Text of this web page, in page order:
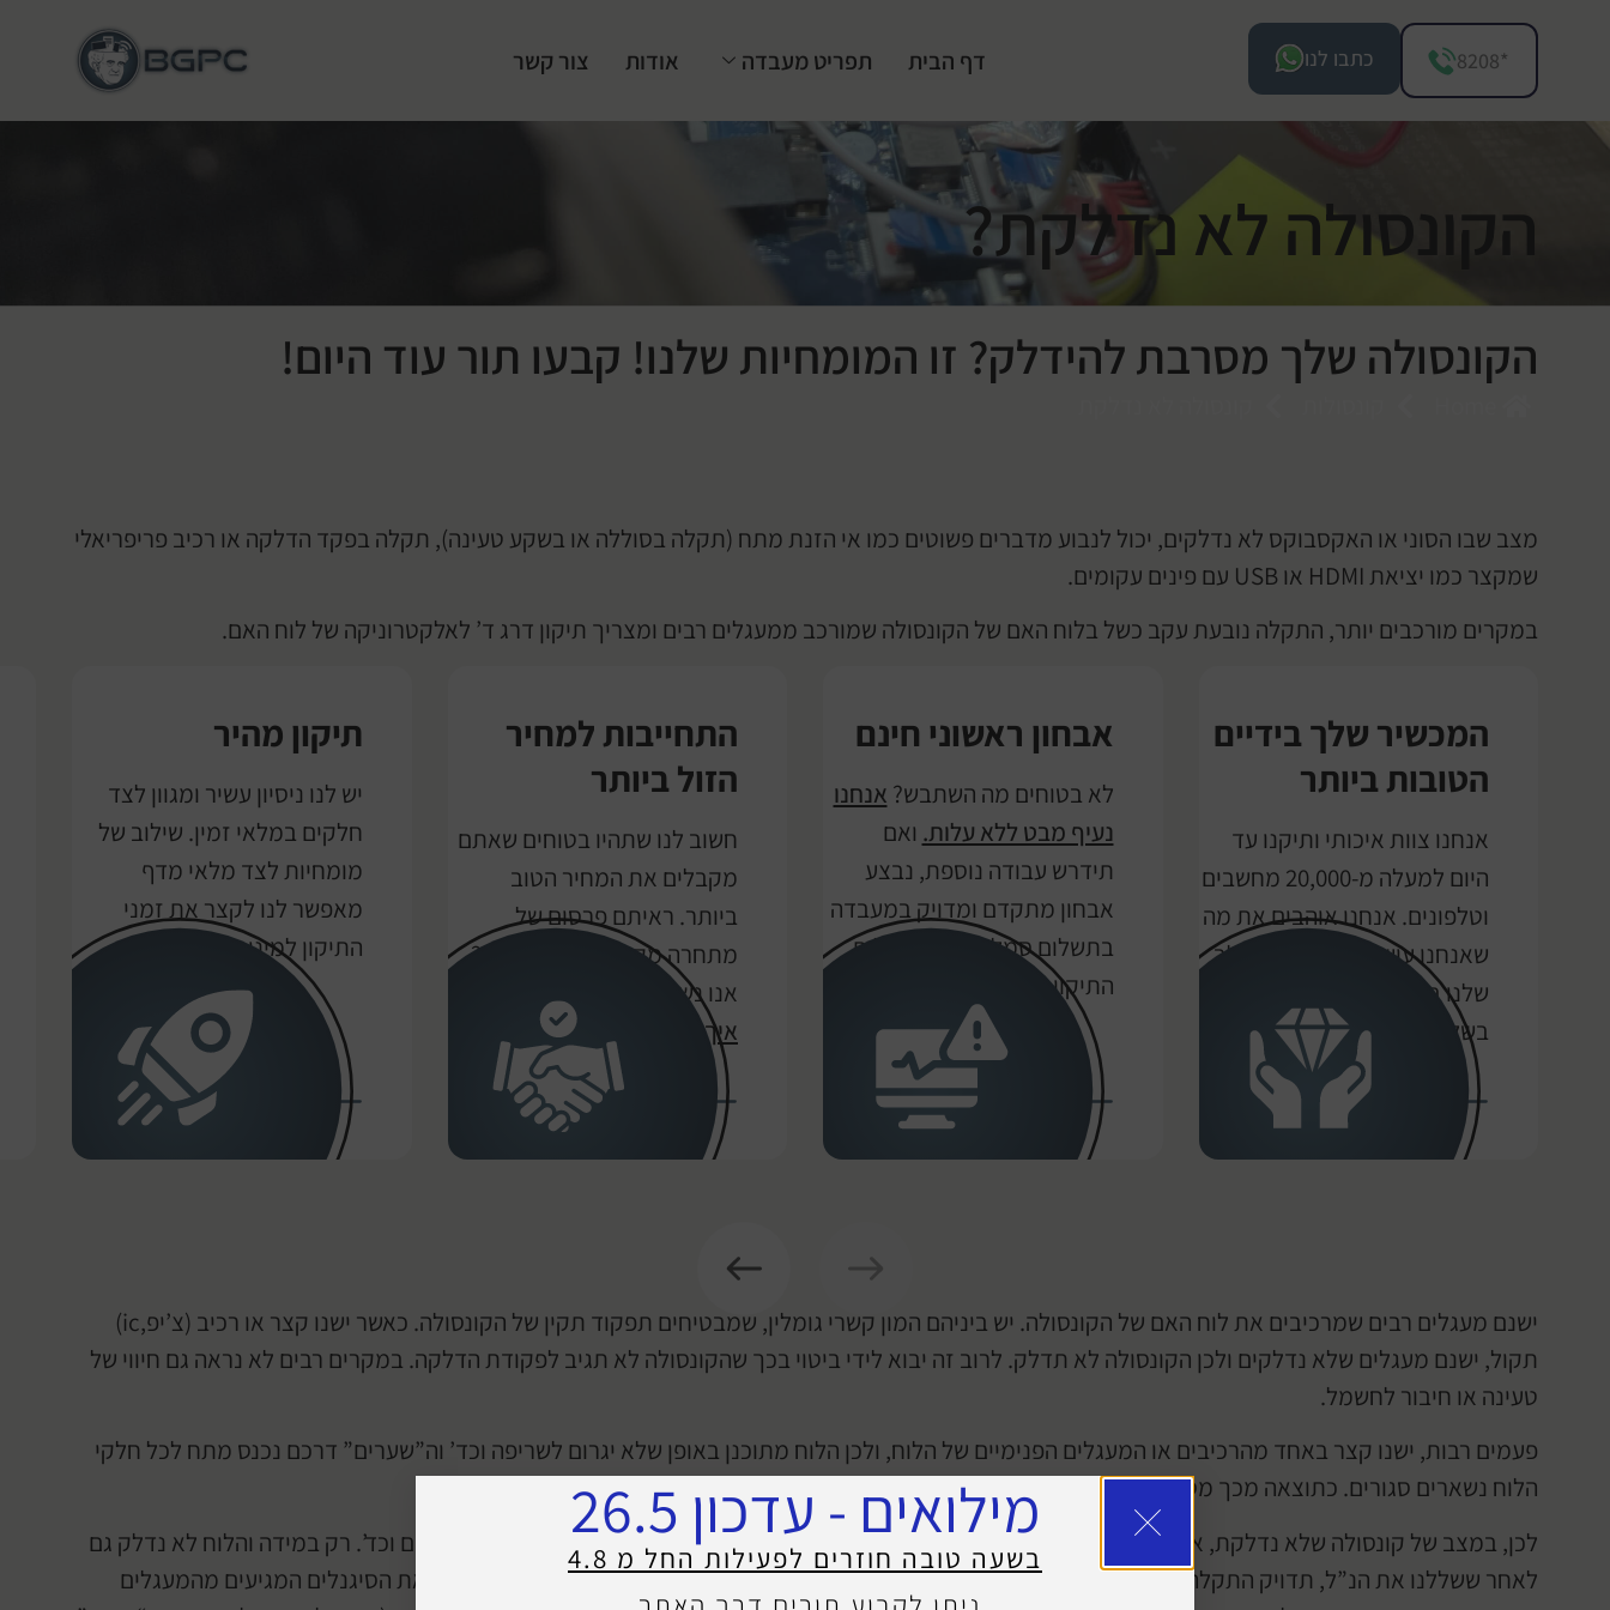
*8208 כתבו לנו דף הבית תפריט מעבדה אודות צור קשר
הקונסולה לא נדלקת?
הקונסולה שלך מסרבת להידלק? זו המומחיות שלנו! קבעו תור עוד היום!
מצב שבו הסוני או האקסבוקס לא נדלקים, יכול לנבוע מדברים פשוטים כמו אי הזנת מתח (תקלה בסוללה או בשקע טעינה), תקלה בפקד הדלקה או רכיב פריפריאלי
שמקצר כמו יציאת HDMI או USB עם פינים עקומים.
במקרים מורכבים יותר, התקלה נובעת עקב כשל בלוח האם של הקונסולה שמורכב ממעגלים רבים ומצריך תיקון דרג ד’ לאלקטרוניקה של לוח האם.
המכשיר שלך בידיים
הטובות ביותר
אנחנו צוות איכותי ותיקנו עד
היום למעלה מ-20,000 מחשבים
וטלפונים. אנחנו אוהבים את מה
שאנחנו עושים, ושמים את הלב
שלנו בכל תיקון ותיקון. גם
בשלך!
אבחון ראשוני חינם
לא בטוחים מה השתבש? אנחנו
נעיף מבט ללא עלות. ואם
תידרש עבודה נוספת, נבצע
אבחון מתקדם ומדויק במעבדה
בתשלום סמלי שיקוזז מעלות
התיקון.
התחייבות למחיר
הזול ביותר
חשוב לנו שתהיו בטוחים שאתם
מקבלים את המחיר הטוב
ביותר. ראיתם פרסום של
מתחרה מקומי לתיקון שלכם?
אנו נשווה או נוזיל ב-20 ש"ח.
איך זה עובד?
תיקון מהיר
יש לנו ניסיון עשיר ומגוון לצד
חלקים במלאי זמין. שילוב של
מומחיות לצד מלאי מדף
מאפשר לנו לקצר את זמני
התיקון למינימום האפשרי.
ישנם מעגלים רבים שמרכיבים את לוח האם של הקונסולה. יש ביניהם המון קשרי גומלין, שמבטיחים תפקוד תקין של הקונסולה. כאשר ישנו קצר או רכיב (צ’יפ,ic)
תקול, ישנם מעגלים שלא נדלקים ולכן הקונסולה לא תדלק. לרוב זה יבוא לידי ביטוי בכך שהקונסולה לא תגיב לפקודת הדלקה. במקרים רבים לא נראה גם חיווי של
טעינה או חיבור לחשמל.
פעמים רבות, ישנו קצר באחד מהרכיבים או המעגלים הפנימיים של הלוח, ולכן הלוח מתוכנן באופן שלא יגרום לשריפה וכד’ וה”שערים” דרכם נכנס מתח לכל חלקי
הלוח נשארים סגורים. כתוצאה מכך מסילת המתח הראשית חסרה בלוח, וכמובן שהוא לא ידלק במצב זה.
לכן, במצב של קונסולה שלא נדלקת, אנו מתחילים באימות התקלה מהקל לכבד. קרי מהזנה של מתח דרך רכיבים פריפריאליים וכד’. רק במידה והלוח לא נדלק גם
לאחר ששללנו את הנ”ל, תדויק התקלה ללוח האם. בלוח אנו נבדוק מסילות מתח מחד, וגם רכיבים לוגיים. תפקידם “לפרש” את הסיגנלים המגיעים מהמעגלים
מילואים - עדכון 26.5
בשעה טובה חוזרים לפעילות החל מ 4.8